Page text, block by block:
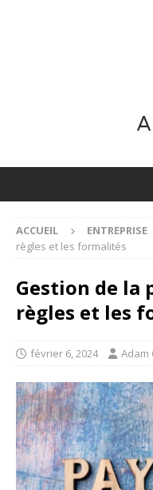
ACCUEIL ENTREPRISE
règles et les formalités
Gestion de la
règles et les
février 6, 2024 Adam